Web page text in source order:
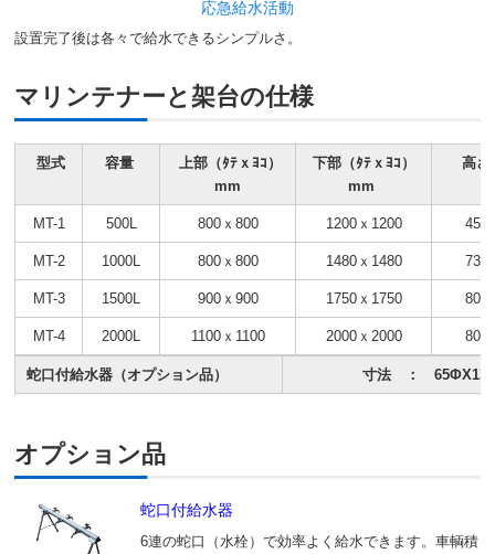
応急給水活動
設置完了後は各々で給水できるシンプルさ。
マリンテナーと架台の仕様
型式 容量
上部（ﾀﾃｘﾖｺ）
mm
下部（ﾀﾃｘﾖｺ）
mm
高さ
MT-1 500L 800ｘ800 1200ｘ1200 450
MT-2 1000L 800ｘ800 1480ｘ1480 730
MT-3 1500L 900ｘ900 1750ｘ1750 800
MT-4 2000L 1100ｘ1100 2000ｘ2000 800
蛇口付給水器（オプション品） 寸法 ：
オプション品
蛇口付給水器
6連の蛇口（水栓）で効率よく給水できます。車輌積